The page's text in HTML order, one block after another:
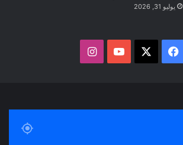
يوليو 31, 2026